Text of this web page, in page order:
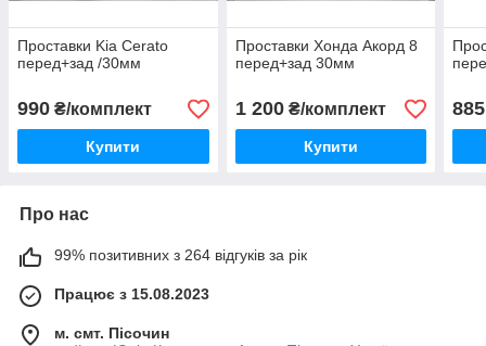
Проставки Kia Cerato
перед+зад /30мм
990 ₴/комплект
Купити
Проставки Хонда Акорд 8
перед+зад 30мм
1 200₴/комплект
Купити
885
Про нас
99% позитивних з 264 відгуків за рік
Працює з 15.08.2023
м. смт. Пісочин